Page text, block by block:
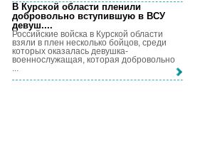
В Курской области пленили
добровольно вступившую в ВСУ
девуш....
Российские войска в Курской области
взяли в плен несколько бойцов, среди
которых оказалась девушка-
военнослужащая, которая добровольно
...